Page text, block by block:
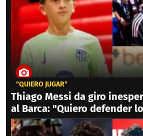
"QUIERO JUGAR"
Thiago Messi da giro
al Barca: "Quiero defender